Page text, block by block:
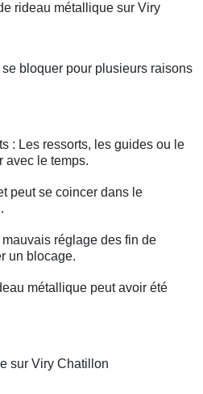
rideau métallique sur Viry
bloquer pour plusieurs raisons
: Les ressorts, les guides ou le
avec le temps.
peut se coincer dans le
réglage des fin de
un blocage.
métallique peut avoir été
sur Viry Chatillon